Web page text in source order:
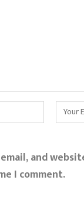
email, and
I comment.